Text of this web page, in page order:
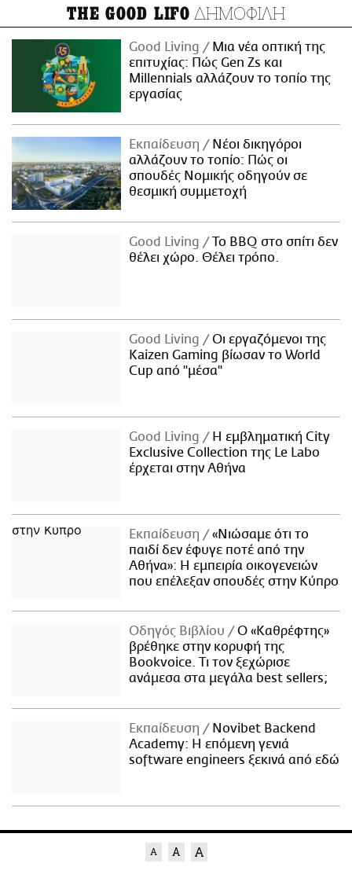
THE GOOD LIFO ΔΗΜΟΦΙΛΗ
Good Living
Μια νέα οπτική της
επιτυχίας: Πώς Gen Zs και
Millennials αλλάζουν το τοπίο της
εργασίας
Εκπαίδευση
Νέοι δικηγόροι
αλλάζουν το τοπίο: Πώς οι
σπουδές Νομικής οδηγούν σε
θεσμική συμμετοχή
Good Living
Το BBQ στο σπίτι δεν
θέλει χώρο. Θέλει τρόπο.
Good Living
Οι εργαζόμενοι της
Kaizen Gaming βίωσαν το World
Cup από "μέσα"
Good Living
Η εμβληματική City
Exclusive Collection της Le Labo
έρχεται στην Αθήνα
Εκπαίδευση
«Νιώσαμε ότι το
παιδί δεν έφυγε ποτέ από την
Αθήνα»: Η εμπειρία οικογενειών
που επέλεξαν σπουδές στην Κύπρο
Οδηγός Βιβλίου
Ο «Καθρέφτης»
βρέθηκε στην κορυφή της
Bookvoice. Τι τον ξεχώρισε
ανάμεσα στα μεγάλα best sellers;
Εκπαίδευση
Novibet Backend
Academy: Η επόμενη γενιά
software engineers ξεκινά από εδώ